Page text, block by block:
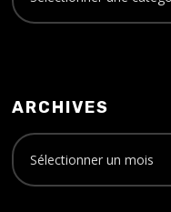
ARCHIVES